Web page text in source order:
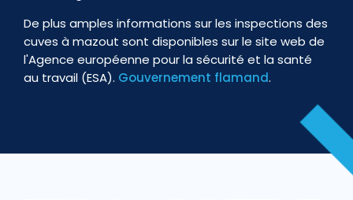
De plus amples informations sur les inspections des
cuves à mazout sont disponibles sur le site web de
l'Agence européenne pour la sécurité et la santé
au travail (ESA). Gouvernement flamand.